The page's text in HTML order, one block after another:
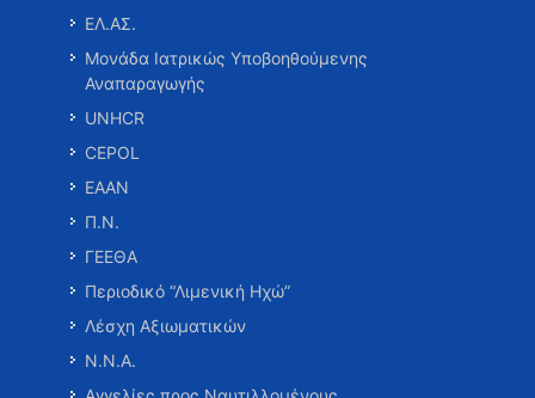
ΕΛ.ΑΣ.
Μονάδα Ιατρικώς Υποβοηθούμενης
Αναπαραγωγής
UNHCR
CEPOL
ΕΑΑΝ
Π.Ν.
ΓΕΕΘΑ
Περιοδικό “Λιμενική Ηχώ”
Λέσχη Αξιωματικών
Ν.Ν.Α.